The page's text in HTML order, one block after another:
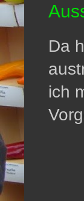
Da
ich